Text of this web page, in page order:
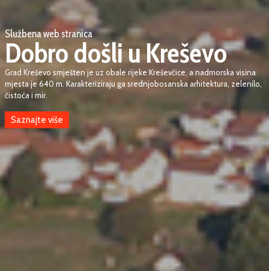
Službena web stranica
Dobro došli u Kreševo
Grad Kreševo smješten je uz obale rijeke Kreševčice, a nadmorska visina
mjesta je 640 m. Karakteriziraju ga srednjobosanska arhitektura, zelenilo,
čistoća i mir.
Saznajte više